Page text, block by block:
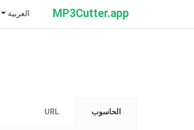
MP3Cutter.app العربية
الحاسوب URL